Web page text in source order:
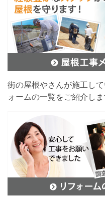
街の屋根やさんが施工し
ォームの一覧をご紹介しま